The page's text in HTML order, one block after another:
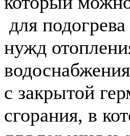
для
нужд
с закрытой
сгорания, в